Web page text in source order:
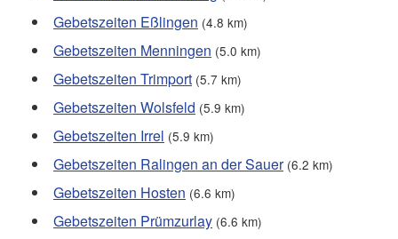
Gebetszeiten Eßlingen (4.8 km)
Gebetszeiten Menningen (5.0 km)
Gebetszeiten Trimport (5.7 km)
Gebetszeiten Wolsfeld (5.9 km)
Gebetszeiten Irrel (5.9 km)
Gebetszeiten Ralingen an der Sauer (6.2 km)
Gebetszeiten Hosten (6.6 km)
Gebetszeiten Prümzurlay (6.6 km)